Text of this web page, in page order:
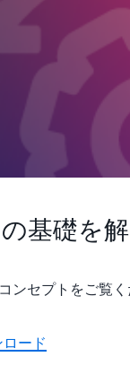
基礎を
ンセプトをご覧く
ード